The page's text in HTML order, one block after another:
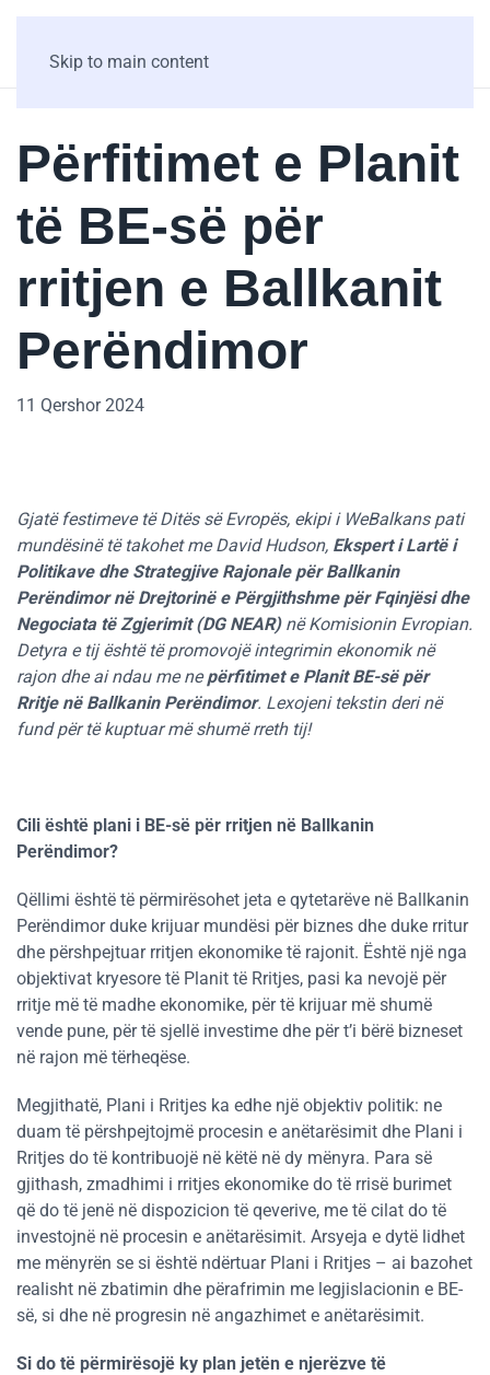
Skip to main content
Përfitimet e Planit
të BE-së për
rritjen e Ballkanit
Perëndimor
11 Qershor 2024
Gjatë festimeve të Ditës së Evropës, ekipi i WeBalkans pati
mundësinë të takohet me David Hudson, Ekspert i Lartë i
Politikave dhe Strategjive Rajonale për Ballkanin
Perëndimor në Drejtorinë e Përgjithshme për Fqinjësi dhe
Negociata të Zgjerimit (DG NEAR) në Komisionin Evropian.
Detyra e tij është të promovojë integrimin ekonomik në
rajon dhe ai ndau me nepërfitimet e Planit BE-së për
Rritje në Ballkanin Perëndimor. Lexojeni tekstin deri në
fund për të kuptuar më shumë rreth tij!
Cili është plani i BE-së për rritjen në Ballkanin
Perëndimor?
Qëllimi është të përmirësohet jeta e qytetarëve në Ballkanin
Perëndimor duke krijuar mundësi për biznes dhe duke rritur
dhe përshpejtuar rritjen ekonomike të rajonit. Është një nga
objektivat kryesore të Planit të Rritjes, pasi ka nevojë për
rritje më të madhe ekonomike, për të krijuar më shumë
vende pune, për të sjellë investime dhe për t’i bërë bizneset
në rajon më tërheqëse.
Megjithatë, Plani i Rritjes ka edhe një objektiv politik: ne
duam të përshpejtojmë procesin e anëtarësimit dhe Plani i
Rritjes do të kontribuojë në këtë në dy mënyra. Para së
gjithash, zmadhimi i rritjes ekonomike do të rrisë burimet
që do të jenë në dispozicion të qeverive, me të cilat do të
investojnë në procesin e anëtarësimit. Arsyeja e dytë lidhet
me mënyrën se si është ndërtuar Plani i Rritjes – ai bazohet
realisht në zbatimin dhe përafrimin me legjislacionin e BE-
së, si dhe në progresin në angazhimet e anëtarësimit.
Si do të përmirësojë ky plan jetën e njerëzve të